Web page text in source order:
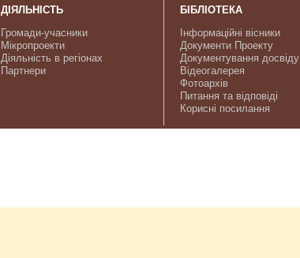
ДІЯЛЬНІСТЬ
Громади-учасники
Мікропроекти
Діяльність в регіонах
Партнери
БІБЛІОТЕКА
Інформаційні вісники
Документи Проекту
Документування досвіду
Відеогалерея
Фотоархів
Питання та відповіді
Корисні посилання